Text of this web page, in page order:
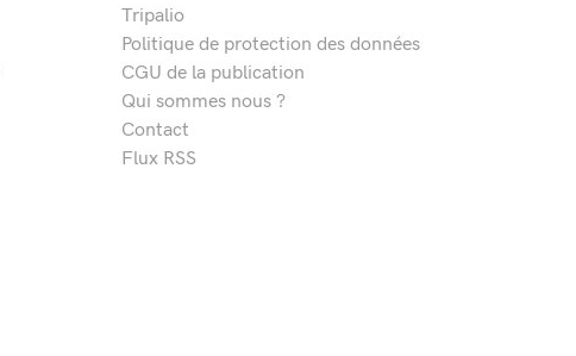
Tripalio
Politique de protection des données
CGU de la publication
Qui sommes nous ?
Contact
Flux RSS